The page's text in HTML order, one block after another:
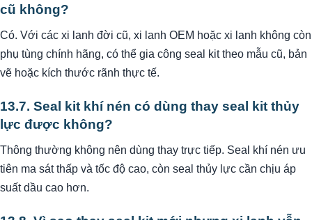
cũ không?
Có. Với các xi lanh đời cũ, xi lanh OEM hoặc xi lanh không còn
phụ tùng chính hãng, có thể gia công seal kit theo mẫu cũ, bản
vẽ hoặc kích thước rãnh thực tế.
13.7. Seal kit khí nén có dùng thay seal kit thủy
lực được không?
Thông thường không nên dùng thay trực tiếp. Seal khí nén ưu
tiên ma sát thấp và tốc độ cao, còn seal thủy lực cần chịu áp
suất dầu cao hơn.